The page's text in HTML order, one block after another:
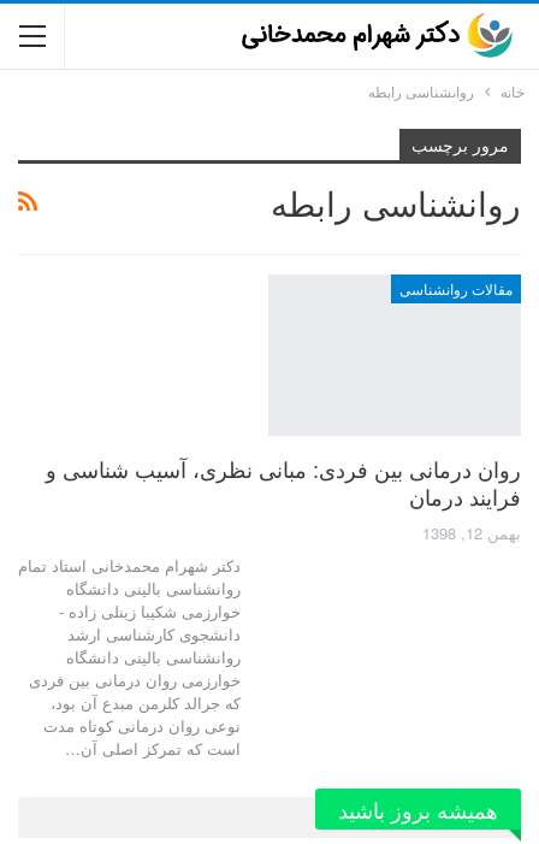
خانه روانشناسی رابطه
مرور برچسب
روانشناسی رابطه
مقالات روانشناسی
روان درمانی بین فردی: مبانی نظری، آسیب شناسی و
فرایند درمان
بهمن 12, 1398
دکتر شهرام محمدخانی استاد تمام
روانشناسی بالینی دانشگاه
خوارزمی شکیبا زینلی زاده -
دانشجوی کارشناسی ارشد
روانشناسی بالینی دانشگاه
خوارزمی روان درمانی بین فردی
که جرالد کلرمن مبدع آن بود،
نوعی روان درمانی کوتاه مدت
است که تمرکز اصلی آن…
همیشه بروز باشید